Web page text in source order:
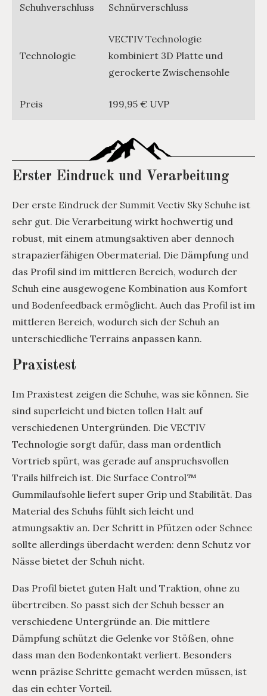
Schuhverschluss Schnürverschluss
Technologie
VECTIV Technologie
kombiniert 3D Platte und
gerockerte Zwischensohle
Preis 199,95 € UVP
Erster Eindruck und Verarbeitung
Der erste Eindruck der Summit Vectiv Sky Schuhe ist
sehr gut. Die Verarbeitung wirkt hochwertig und
robust, mit einem atmungsaktiven aber dennoch
strapazierfähigen Obermaterial. Die Dämpfung und
das Profil sind im mittleren Bereich, wodurch der
Schuh eine ausgewogene Kombination aus Komfort
und Bodenfeedback ermöglicht. Auch das Profil ist im
mittleren Bereich, wodurch sich der Schuh an
unterschiedliche Terrains anpassen kann.
Praxistest
Im Praxistest zeigen die Schuhe, was sie können. Sie
sind superleicht und bieten tollen Halt auf
verschiedenen Untergründen. Die VECTIV
Technologie sorgt dafür, dass man ordentlich
Vortrieb spürt, was gerade auf anspruchsvollen
Trails hilfreich ist. Die Surface Control™
Gummilaufsohle liefert super Grip und Stabilität. Das
Material des Schuhs fühlt sich leicht und
atmungsaktiv an. Der Schritt in Pfützen oder Schnee
sollte allerdings überdacht werden: denn Schutz vor
Nässe bietet der Schuh nicht.
Das Profil bietet guten Halt und Traktion, ohne zu
übertreiben. So passt sich der Schuh besser an
verschiedene Untergründe an. Die mittlere
Dämpfung schützt die Gelenke vor Stößen, ohne
dass man den Bodenkontakt verliert. Besonders
wenn präzise Schritte gemacht werden müssen, ist
das ein echter Vorteil.